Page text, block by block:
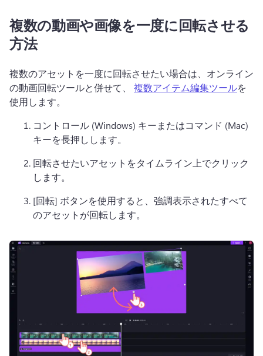
複数の動画や画像を一度に回転させる
方法
複数のアセットを一度に回転させたい場合は、オンライン
の動画回転ツールと併せて、 複数アイテム編集ツールを
使用します。
コントロール (Windows) キーまたはコマンド (Mac)
キーを長押しします。
回転させたいアセットをタイムライン上でクリック
します。
[回転] ボタンを使用すると、強調表示されたすべて
のアセットが回転します。